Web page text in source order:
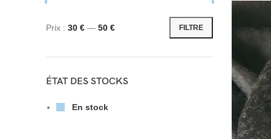
FILTRE
Prix ​​: 30 € — 50 €
ÉTAT DES STOCKS
En stock